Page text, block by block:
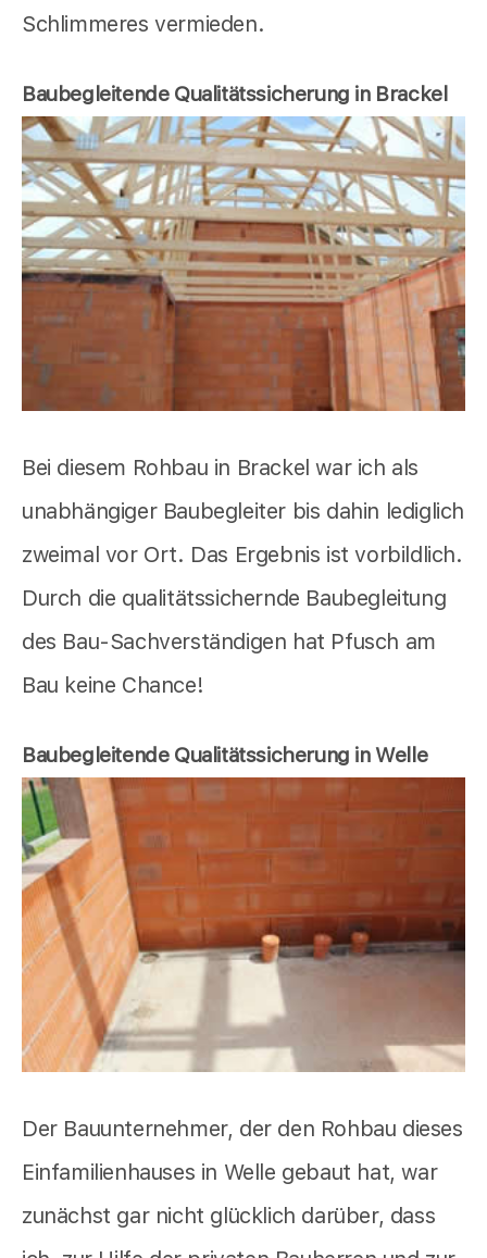
Schlimmeres vermieden.
Baubegleitende Qualitätssicherung in Brackel
Bei diesem Rohbau in Brackel war ich als
unabhängiger Baubegleiter bis dahin lediglich
zweimal vor Ort. Das Ergebnis ist vorbildlich.
Durch die qualitätssichernde Baubegleitung
des Bau-Sachverständigen hat Pfusch am
Bau keine Chance!
Baubegleitende Qualitätssicherung in Welle
Der Bauunternehmer, der den Rohbau dieses
Einfamilienhauses in Welle gebaut hat, war
zunächst gar nicht glücklich darüber, dass